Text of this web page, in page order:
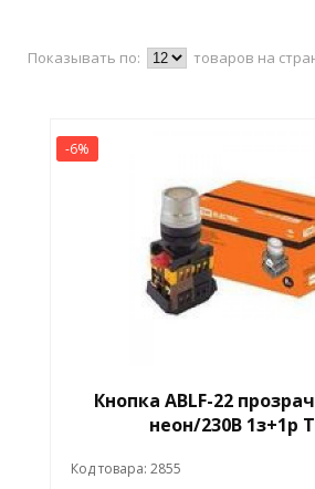
Показывать по: товаров на
-6%
Кнопка ABLF-22
неон/230В 1з+1р
Код товара: 2855